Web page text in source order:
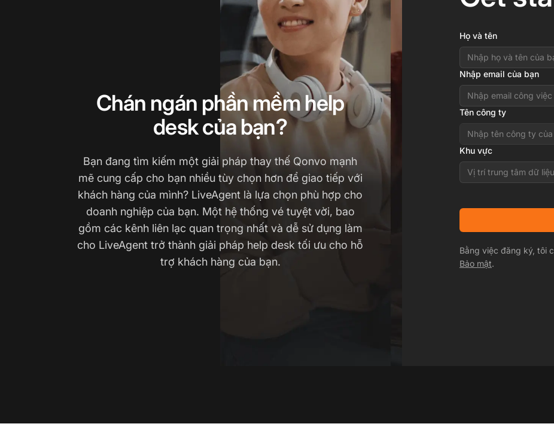
Chán ngán phần mềm help
desk của bạn?
Bạn đang tìm kiếm một giải pháp thay thế Qonvo mạnh
mẽ cung cấp cho bạn nhiều tùy chọn hơn để giao tiếp với
khách hàng của mình? LiveAgent là lựa chọn phù hợp cho
doanh nghiệp của bạn. Một hệ thống vé tuyệt vời, bao
gồm các kênh liên lạc quan trọng nhất và dễ sử dụng làm
cho LiveAgent trở thành giải pháp help desk tối ưu cho hỗ
trợ khách hàng của bạn.
Họ và tên
Nhập email của bạn
Tên công ty
Khu vực
Vị trí trung tâm dữ liệu
Bằng việc đăng ký, tôi
Bảo mật.